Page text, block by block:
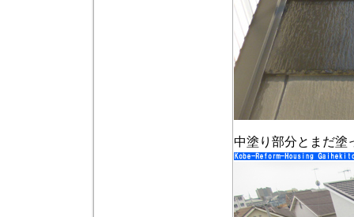
中塗り部分とまだ塗